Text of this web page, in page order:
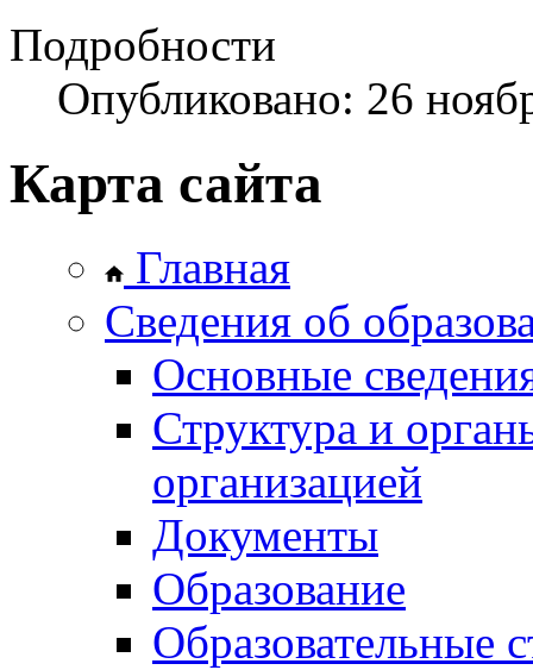
Подробности
Опубликовано: 26
Карта сайта
Главная
Сведения об
Основные
Структура и
организацией
Документы
Образование
Образовательные